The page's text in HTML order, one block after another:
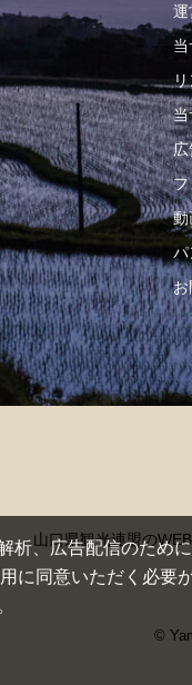
運
当
広
フ
動
パ
お
山口県観光連盟の
©
、広告配信のため
に同意いただく必要が